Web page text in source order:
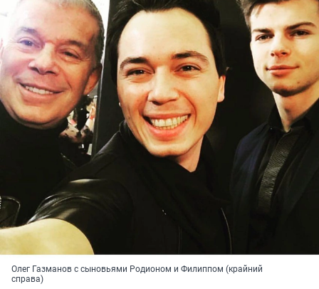
Олег Газманов с сыновьями Родионом и Филиппом (крайний
справа)